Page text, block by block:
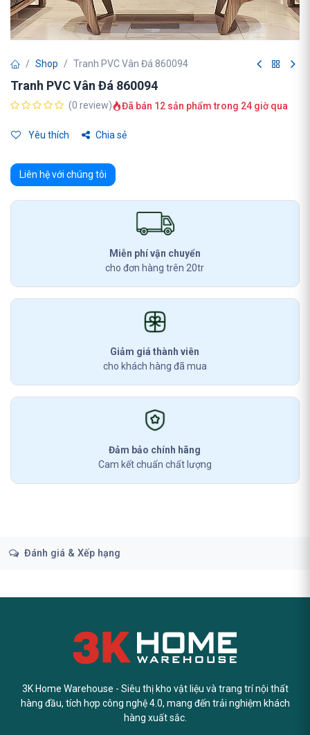
Shop Tranh PVC Vân Đá 860094
Tranh PVC Vân Đá 860094
(0 review) Đã bán 12 sản phẩm trong 24 giờ qua
Yêu thích Chia sẻ
Liên hệ với chúng tôi
Miễn phí vận chuyển
cho đơn hàng trên 20tr
Giảm giá thành viên
cho khách hàng đã mua
Đảm bảo chính hãng
Cam kết chuẩn chất lượng
Đánh giá & Xếp hạng
3K Home Warehouse - Siêu thị kho vật liệu và trang trí nội thất
hàng đầu, tích hợp công nghệ 4.0, mang đến trải nghiệm khách
hàng xuất sắc.